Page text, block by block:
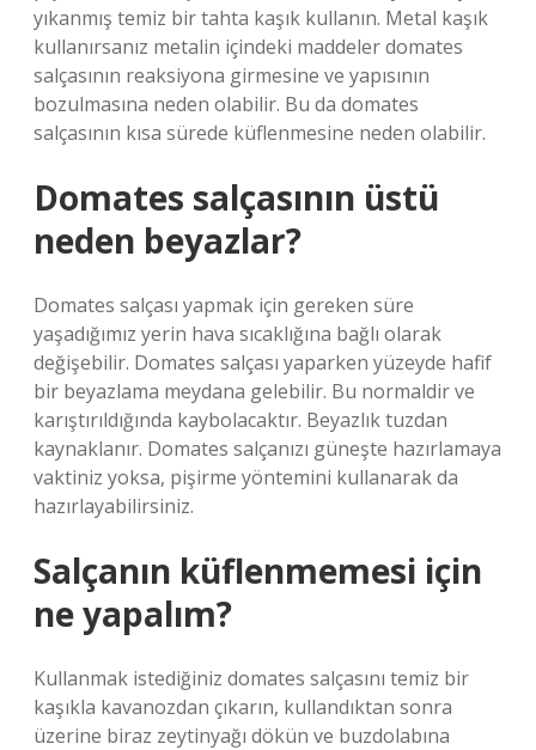
yıkanmış temiz bir tahta kaşık kullanın. Metal kaşık
kullanırsanız metalin içindeki maddeler domates
salçasının reaksiyona girmesine ve yapısının
bozulmasına neden olabilir. Bu da domates
salçasının kısa sürede küflenmesine neden olabilir.
Domates salçasının üstü
neden beyazlar?
Domates salçası yapmak için gereken süre
yaşadığımız yerin hava sıcaklığına bağlı olarak
değişebilir. Domates salçası yaparken yüzeyde hafif
bir beyazlama meydana gelebilir. Bu normaldir ve
karıştırıldığında kaybolacaktır. Beyazlık tuzdan
kaynaklanır. Domates salçanızı güneşte hazırlamaya
vaktiniz yoksa, pişirme yöntemini kullanarak da
hazırlayabilirsiniz.
Salçanın küflenmemesi için
ne yapalım?
Kullanmak istediğiniz domates salçasını temiz bir
kaşıkla kavanozdan çıkarın, kullandıktan sonra
üzerine biraz zeytinyağı dökün ve buzdolabına